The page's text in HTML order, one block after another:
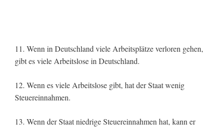
11. Wenn in Deutschland viele Arbeitsplätze verloren gehen,
gibt es viele Arbeitslose in Deutschland.
12. Wenn es viele Arbeitslose gibt, hat der Staat wenig
Steuereinnahmen.
13. Wenn der Staat niedrige Steuereinnahmen hat, kann er